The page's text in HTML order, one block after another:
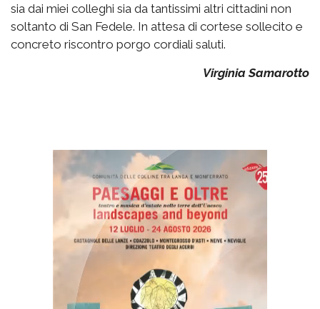
sia dai miei colleghi sia da tantissimi altri cittadini non
soltanto di San Fedele. In attesa di cortese sollecito e
concreto riscontro porgo cordiali saluti.
Virginia Samarotto